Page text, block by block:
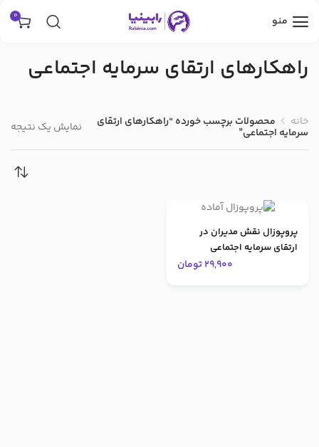
منو 0
راهکارهای ارتقای سرمایه اجتماعی
خانه محصولات برچسب خورده “راهکارهای ارتقای
سرمایه اجتماعی” نمایش یک نتیجه
پروپوزال نقش مدیران در
ارتقای سرمایه اجتماعی
29,900تومان